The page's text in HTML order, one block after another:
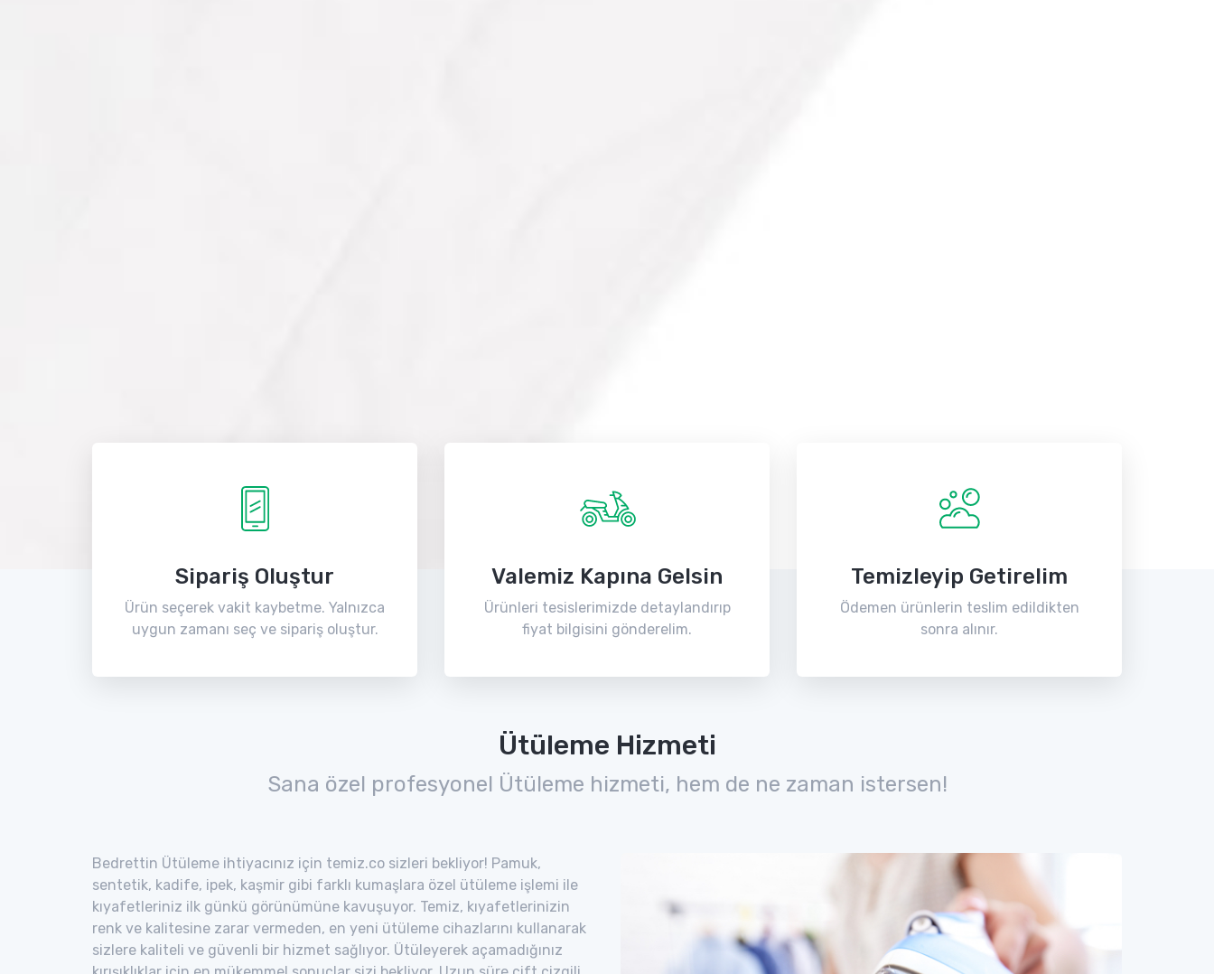
Sipariş Oluştur
Ürün seçerek vakit kaybetme. Yalnızca
uygun zamanı seç ve sipariş oluştur.
Valemiz Kapına Gelsin
Ürünleri tesislerimizde detaylandırıp
fiyat bilgisini gönderelim.
Temizleyip Getirelim
Ödemen ürünlerin teslim edildikten
sonra alınır.
Ütüleme Hizmeti
Sana özel profesyonel Ütüleme hizmeti, hem de ne zaman istersen!
Bedrettin Ütüleme ihtiyacınız için temiz.co sizleri bekliyor! Pamuk,
sentetik, kadife, ipek, kaşmir gibi farklı kumaşlara özel ütüleme işlemi ile
kıyafetleriniz ilk günkü görünümüne kavuşuyor. Temiz, kıyafetlerinizin
renk ve kalitesine zarar vermeden, en yeni ütüleme cihazlarını kullanarak
sizlere kaliteli ve güvenli bir hizmet sağlıyor. Ütüleyerek açamadığınız